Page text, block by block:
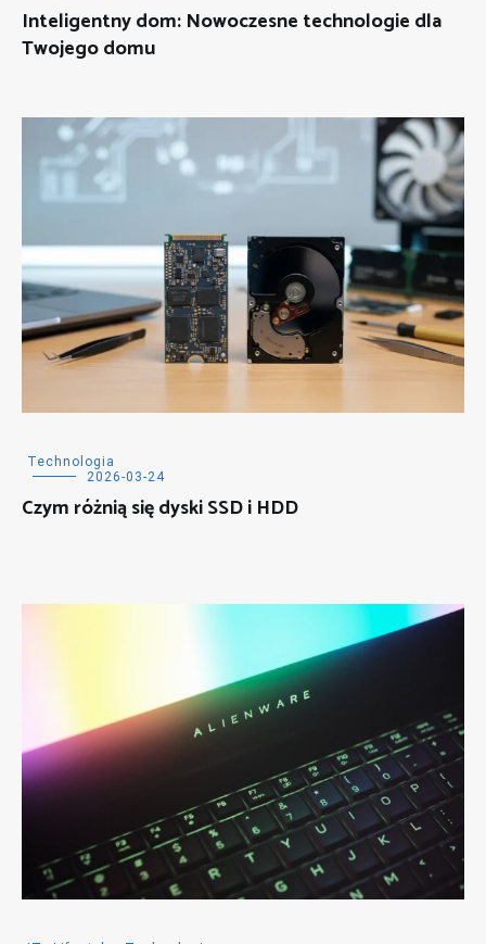
Inteligentny dom: Nowoczesne technologie dla
Twojego domu
Technologia
2026-03-24
Czym różnią się dyski SSD i HDD